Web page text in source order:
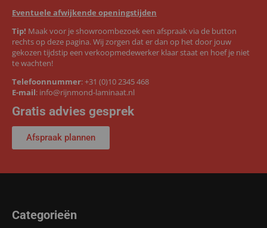
Eventuele afwijkende openingstijden
Tip! Maak voor je showroombezoek een afspraak via de button
rechts op deze pagina. Wij zorgen dat er dan op het door jouw
gekozen tijdstip een verkoopmedewerker klaar staat en hoef je niet
te wachten!
Telefoonnummer:+31 (0)10 2345 468
E-mail: info@rijnmond-laminaat.nl
Gratis advies gesprek
Afspraak plannen
Categorieën